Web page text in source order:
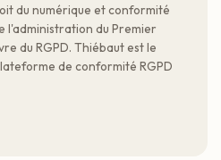
du numérique et conformité
l'administration du Premier
du RGPD. Thiébaut est le
de conformité RGPD